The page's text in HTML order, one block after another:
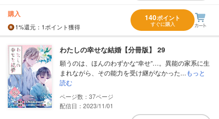
購入
1%還元 ：1ポイント獲得
140ポイント
すぐに購入
わたしの幸せな結婚【分冊版】 29
願うのは、ほんのわずかな“幸せ”…。異能の家系に生
まれながら、その能力を受け継がなかった...もっと
読む
37
配信日：2023/11/01